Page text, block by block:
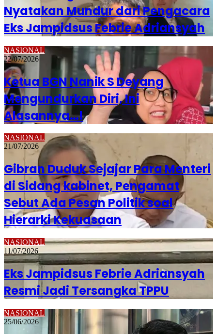
Nyatakan Mundur dari Pengacara
Eks Jampidsus Febrie Adriansyah
NASIONAL
22/07/2026
Ketua BGN Nanik S Deyang
Mengundurkan Diri, Ini
Alasannya…!
NASIONAL
21/07/2026
Gibran Duduk Sejajar Para Menteri
di Sidang kabinet, Pengamat
Sebut Ada Pesan Politik soal
Hierarki Kekuasaan
NASIONAL
11/07/2026
Eks Jampidsus Febrie Adriansyah
Resmi Jadi Tersangka TPPU
NASIONAL
25/06/2026